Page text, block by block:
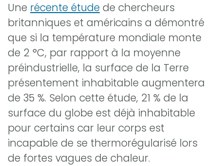
Une récente étude de chercheurs
britanniques et américains a démontré
que si la température mondiale monte
de 2 °C, par rapport à la moyenne
préindustrielle, la surface de la Terre
présentement inhabitable augmentera
de 35 %. Selon cette étude, 21 % de la
surface du globe est déjà inhabitable
pour certains car leur corps est
incapable de se thermorégularisé lors
de fortes vagues de chaleur.